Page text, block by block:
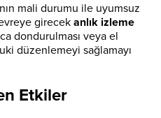
mali durumu ile uyumsuz
girecek anlık izleme
dondurulması veya el
düzenlemeyi sağlamayı
Etkiler